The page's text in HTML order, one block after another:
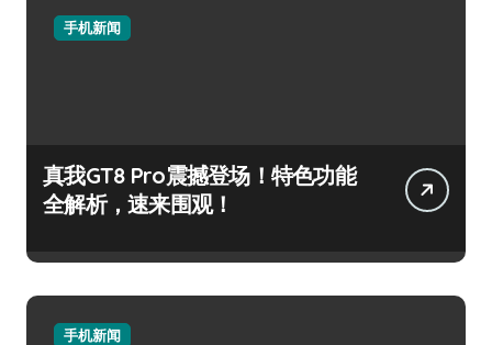
手机新闻
真我GT8 Pro震撼登场！特色功能
全解析，速来围观！
手机新闻